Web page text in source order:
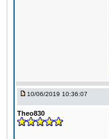
10/06/2019 10:36:07
Theo830